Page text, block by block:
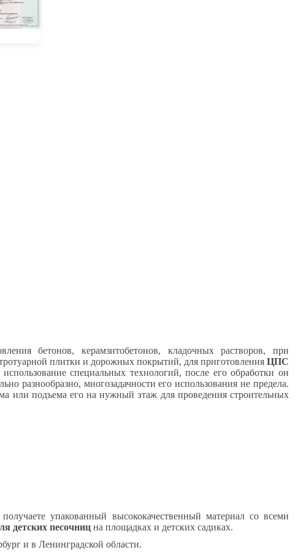
бетонов, керамзитобетонов, кладочных растворов, при
плитки и дорожных покрытий, для приготовления ЦПС
специальных технологий, после его обработки он
разнообразно, многозадачности его использования не предела.
или подъема его на нужный этаж для проведения строительных
упакованный высококачественный материал со всеми
детских песочниц на площадках и детских садиках.
и в Ленинградской области.